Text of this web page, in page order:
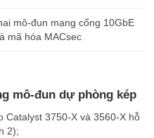
mô-đun mạng cổng 10GbE
mã hóa MACsec
mô-đun dự phòng kép
Catalyst 3750-X và 3560-X hỗ
2);